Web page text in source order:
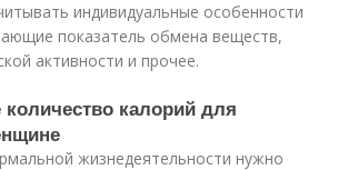
индивидуальные особенности
показатель обмена веществ,
активности и прочее.
калорий для
жизнедеятельности нужно